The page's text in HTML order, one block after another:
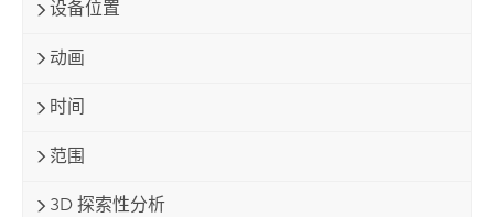
设备位置
动画
时间
范围
3D 探索性分析